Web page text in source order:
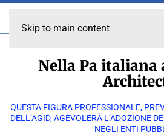
Skip to main content
Nella Pa italiana
QUESTA FIGURA PROFESSIONALE,
DELL’AGID, AGEVOLERÀ L’ADOZIONE
NEGLI ENTI